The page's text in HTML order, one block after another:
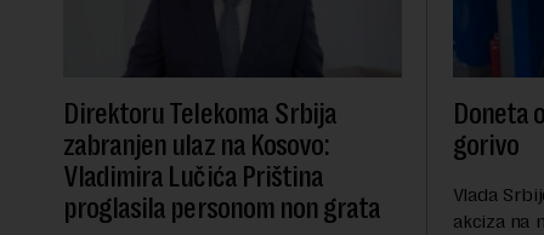
Direktoru Telekoma Srbija
zabranjen ulaz na Kosovo:
Vladimira Lučića Priština
proglasila personom non grata
Doneta
gorivo
Vlada
akciza na